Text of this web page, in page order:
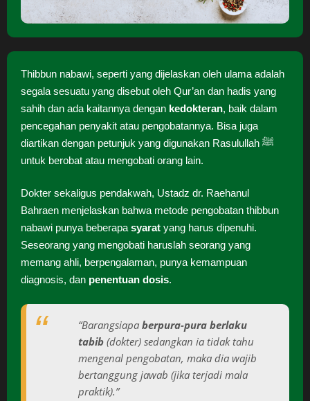
Thibbun nabawi, seperti yang dijelaskan oleh ulama adalah
segala sesuatu yang disebut oleh Qur’an dan hadis yang
sahih dan ada kaitannya dengan kedokteran, baik dalam
pencegahan penyakit atau pengobatannya. Bisa juga
diartikan dengan petunjuk yang digunakan Rasulullah ﷺ
untuk berobat atau mengobati orang lain.
Dokter sekaligus pendakwah, Ustadz dr. Raehanul
Bahraen menjelaskan bahwa metode pengobatan thibbun
nabawi punya beberapa syarat yang harus dipenuhi.
Seseorang yang mengobati haruslah seorang yang
memang ahli, berpengalaman, punya kemampuan
diagnosis, dan penentuan dosis.
“Barangsiapa berpura-pura berlaku
tabib (dokter) sedangkan ia tidak tahu
mengenal pengobatan, maka dia wajib
bertanggung jawab (jika terjadi mala
praktik).”